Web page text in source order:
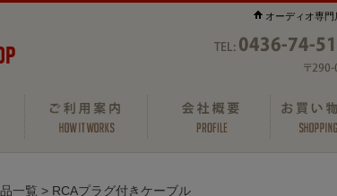
オーディオ専
一覧 > RCAプラグ付きケーブル